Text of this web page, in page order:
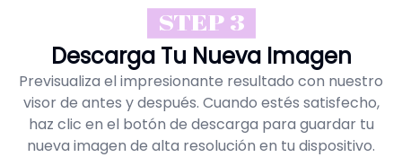
STEP 3
Descarga Tu Nueva Imagen
Previsualiza el impresionante resultado con nuestro
visor de antes y después. Cuando estés satisfecho,
haz clic en el botón de descarga para guardar tu
nueva imagen de alta resolución en tu dispositivo.